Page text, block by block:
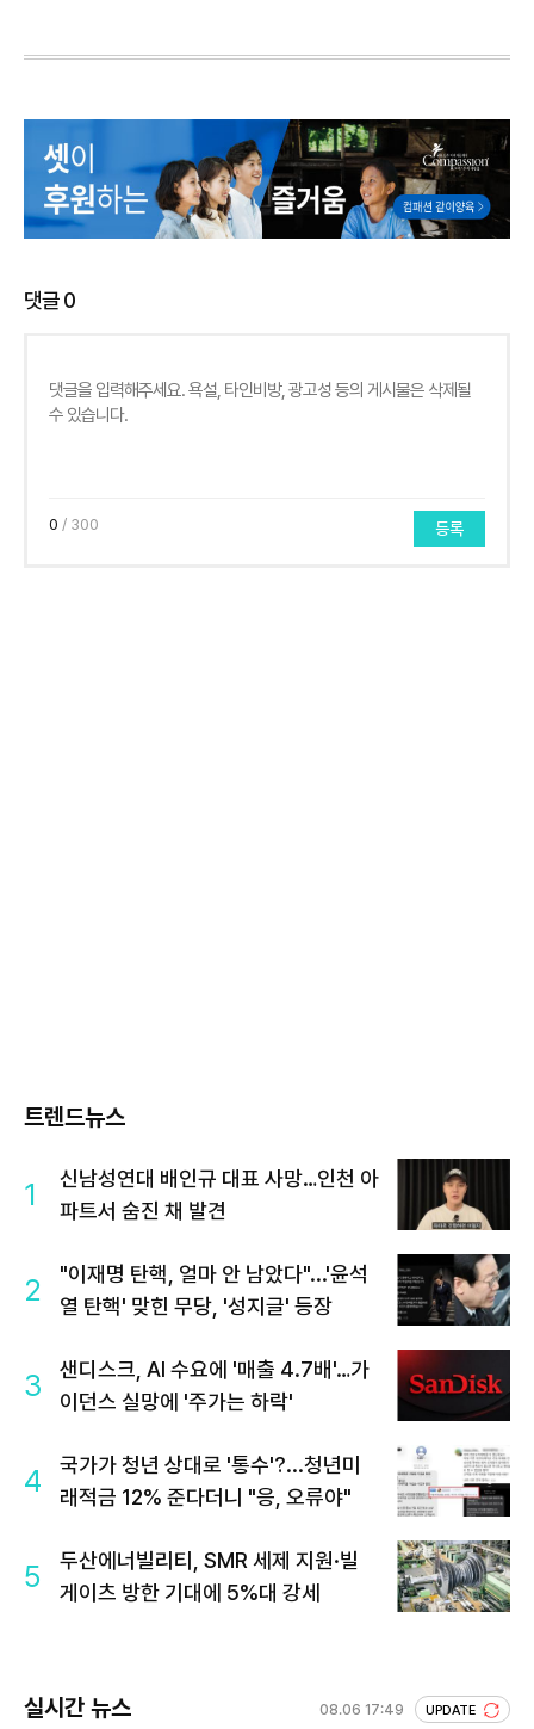
댓글0
0 / 300 등록
트렌드뉴스
1
신남성연대 배인규 대표 사망…인천 아
파트서 숨진 채 발견
2
"이재명 탄핵, 얼마 안 남았다"...'윤석
열 탄핵' 맞힌 무당, '성지글' 등장
3
샌디스크, AI 수요에 '매출 4.7배'…가
이던스 실망에 '주가는 하락'
4
국가가 청년 상대로 '통수'?...청년미
래적금 12% 준다더니 "응, 오류야"
5
두산에너빌리티, SMR 세제 지원·빌
게이츠 방한 기대에 5%대 강세
실시간 뉴스 08.06 17:49 UPDATE